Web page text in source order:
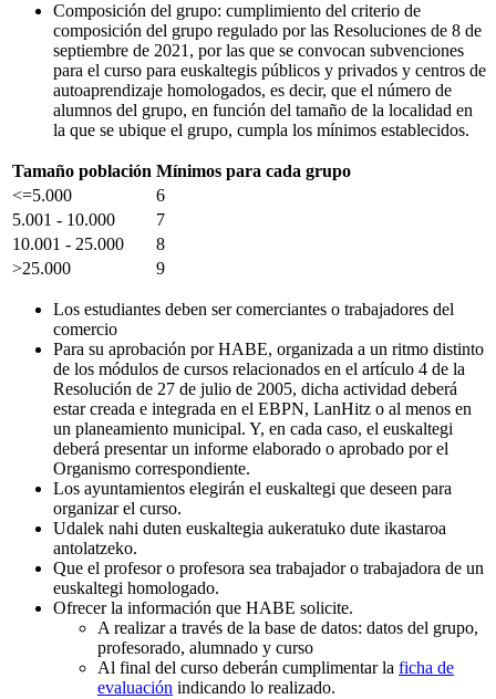
Composición del grupo: cumplimiento del criterio de
composición del grupo regulado por las Resoluciones de 8 de
septiembre de 2021, por las que se convocan subvenciones
para el curso para euskaltegis públicos y privados y centros de
autoaprendizaje homologados, es decir, que el número de
alumnos del grupo, en función del tamaño de la localidad en
la que se ubique el grupo, cumpla los mínimos establecidos.
Tamaño población Mínimos para cada grupo
<=5.000
6
5.001 - 10.000
7
10.001 - 25.000
8
>25.000
9
Los estudiantes deben ser comerciantes o trabajadores del
comercio
Para su aprobación por HABE, organizada a un ritmo distinto
de los módulos de cursos relacionados en el artículo 4 de la
Resolución de 27 de julio de 2005, dicha actividad deberá
estar creada e integrada en el EBPN, LanHitz o al menos en
un planeamiento municipal. Y, en cada caso, el euskaltegi
deberá presentar un informe elaborado o aprobado por el
Organismo correspondiente.
Los ayuntamientos elegirán el euskaltegi que deseen para
organizar el curso.
Udalek nahi duten euskaltegia aukeratuko dute ikastaroa
antolatzeko.
Que el profesor o profesora sea trabajador o trabajadora de un
euskaltegi homologado.
Ofrecer la información que HABE solicite.
A realizar a través de la base de datos: datos del grupo,
profesorado, alumnado y curso
Al final del curso deberán cumplimentar la ficha de
evaluación indicando lo realizado.